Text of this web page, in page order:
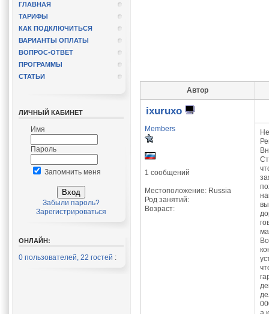
ГЛАВНАЯ
ТАРИФЫ
КАК ПОДКЛЮЧИТЬСЯ
ВАРИАНТЫ ОПЛАТЫ
ВОПРОС-ОТВЕТ
ПРОГРАММЫ
СТАТЬИ
ЛИЧНЫЙ КАБИНЕТ
Имя
Пароль
Запомнить меня
Забыли пароль?
Зарегистрироваться
ОНЛАЙН:
0 пользователей, 22 гостей :
Автор
ixuruxo
Members
1 сообщений
Местоположение: Russia
Род занятий:
Возраст: